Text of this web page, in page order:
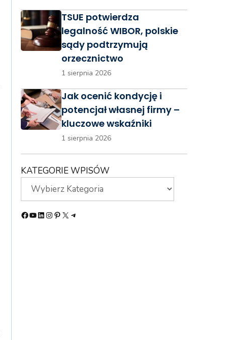
TSUE potwierdza
legalność WIBOR, polskie
sądy podtrzymują
orzecznictwo
1 sierpnia 2026
Jak ocenić kondycję i
potencjał własnej firmy –
kluczowe wskaźniki
1 sierpnia 2026
KATEGORIE WPISÓW
Facebook
YouTube
LinkedIn
Instagram
Pinterest
X Telegram